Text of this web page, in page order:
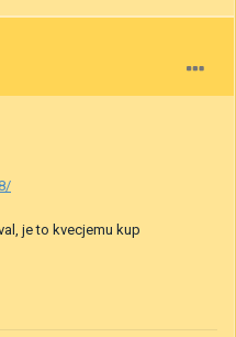
je to kvecjemu kup